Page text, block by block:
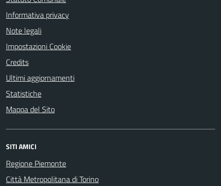
Informativa privacy
Note legali
Impostazioni Cookie
Credits
Ultimi aggiornamenti
Statistiche
Mappa del Sito
SITI AMICI
Regione Piemonte
Città Metropolitana di Torino